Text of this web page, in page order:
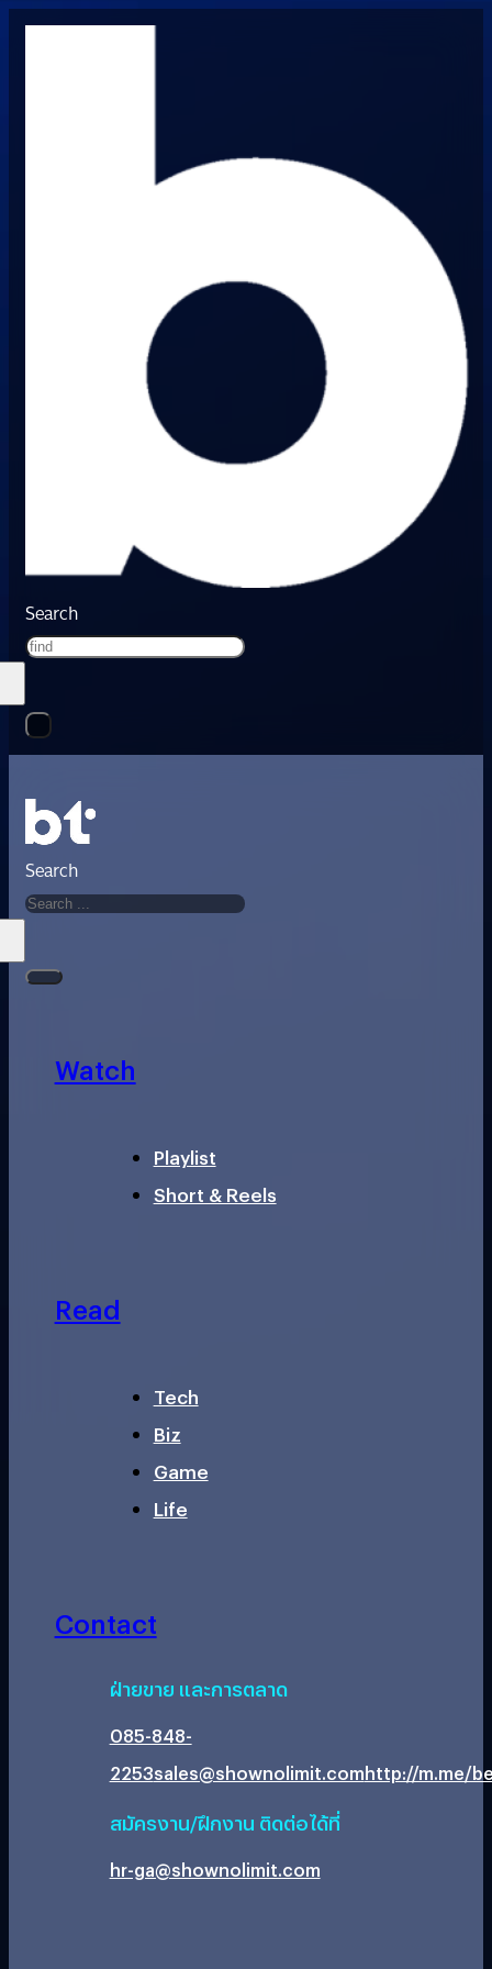
Search
Search
Watch
Playlist
Short & Reels
Read
Tech
Biz
Game
Life
Contact
ฝ่ายขาย และการตลาด
085-848-
2253sales@shownolimit.comhttp://m.me/
สมัครงาน/ฝึกงาน ติดต่อได้ที่
hr-ga@shownolimit.com